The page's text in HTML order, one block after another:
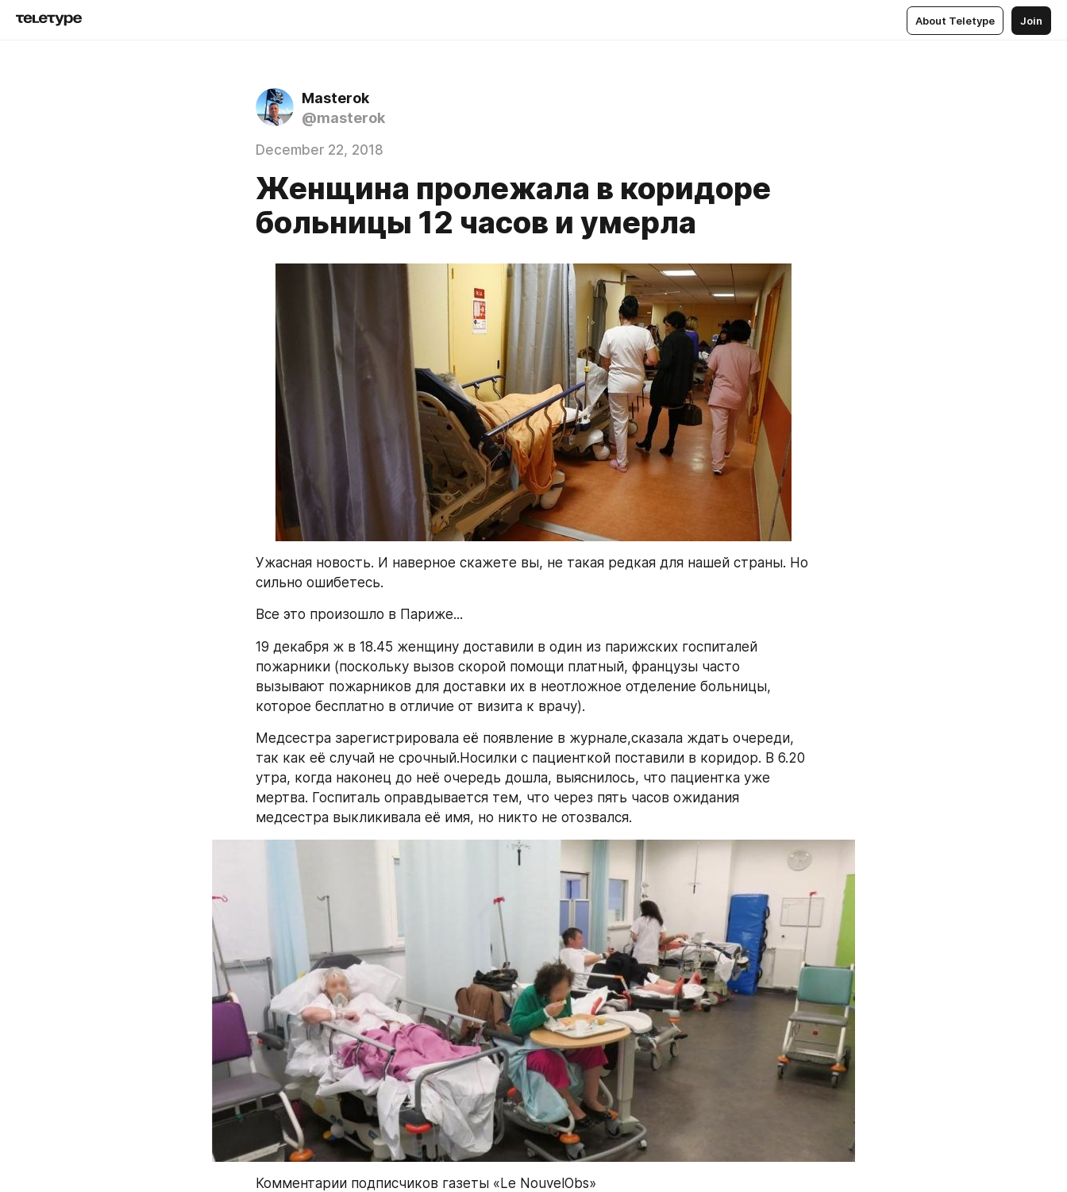
About Teletype Join
Masterok
@masterok
December 22, 2018
Женщина пролежала в коридоре
больницы 12 часов и умерла
Ужасная новость. И наверное скажете вы, не такая редкая для нашей страны. Но
сильно ошибетесь.
Все это произошло в Париже...
19 декабря ж в 18.45 женщину доставили в один из парижских госпиталей
пожарники (поскольку вызов скорой помощи платный, французы часто
вызывают пожарников для доставки их в неотложное отделение больницы,
которое бесплатно в отличие от визита к врачу).
Медсестра зарегистрировала её появление в журнале,сказала ждать очереди,
так как её случай не срочный.Носилки с пациенткой поставили в коридор. В 6.20
утра, когда наконец до неё очередь дошла, выяснилось, что пациентка уже
мертва. Госпиталь оправдывается тем, что через пять часов ожидания
медсестра выкликивала её имя, но никто не отозвался.
Комментарии подписчиков газеты «Le NouvelObs»